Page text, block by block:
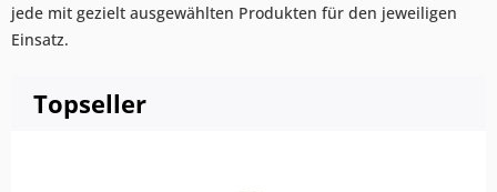
jede mit gezielt ausgewählten Produkten für den jeweiligen
Einsatz.
Topseller